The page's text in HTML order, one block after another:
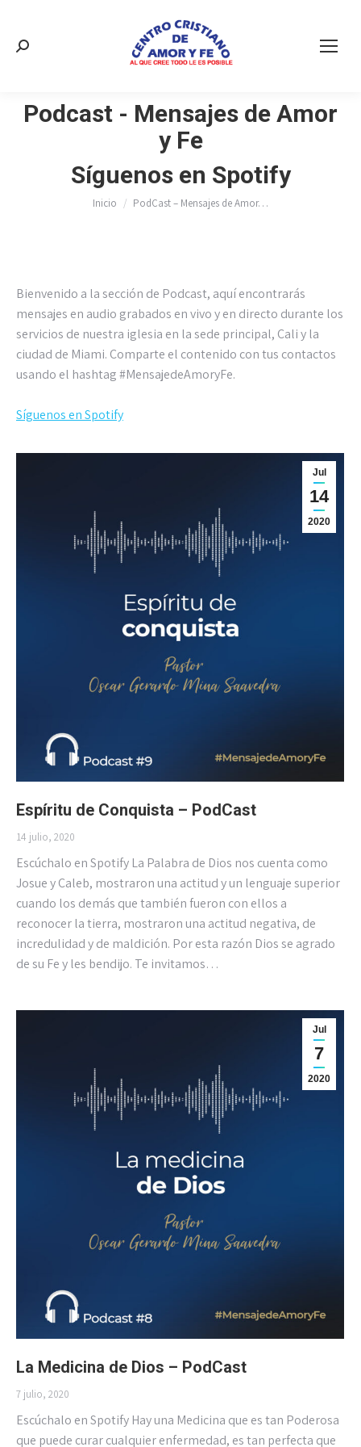
Buscar:
Podcast - Mensajes de Amor
y Fe
Síguenos en Spotify
Estás aquí:
Inicio PodCast – Mensajes de Amor…
Bienvenido a la sección de Podcast, aquí encontrarás
mensajes en audio grabados en vivo y en directo durante los
servicios de nuestra iglesia en la sede principal, Cali y la
ciudad de Miami. Comparte el contenido con tus contactos
usando el hashtag #MensajedeAmoryFe.
Síguenos en Spotify
Jul
14
2020
Espíritu de Conquista – PodCast
14 julio, 2020
Escúchalo en Spotify La Palabra de Dios nos cuenta como
Josue y Caleb, mostraron una actitud y un lenguaje superior
cuando los demás que también fueron con ellos a
reconocer la tierra, mostraron una actitud negativa, de
incredulidad y de maldición. Por esta razón Dios se agrado
de su Fe y les bendijo. Te invitamos…
Jul
7
2020
La Medicina de Dios – PodCast
7 julio, 2020
Escúchalo en Spotify Hay una Medicina que es tan Poderosa
que puede curar cualquier enfermedad, es tan perfecta que